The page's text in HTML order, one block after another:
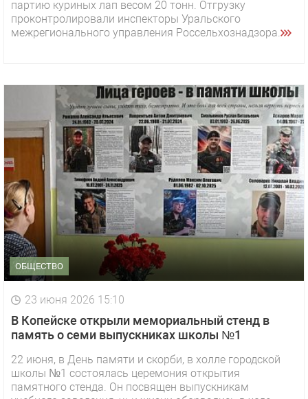
партию куриных лап весом 20 тонн. Отгрузку
проконтролировали инспекторы Уральского
межрегионального управления Россельхознадзора.
ОБЩЕСТВО
23 июня 2026 15:10
В Копейске открыли мемориальный стенд в
память о семи выпускниках школы №1
22 июня, в День памяти и скорби, в холле городской
школы №1 состоялась церемония открытия
памятного стенда. Он посвящен выпускникам
1 видео СМОТРЕТЬ